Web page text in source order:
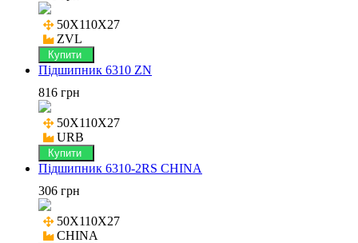
50X110X27
ZVL
Купити
Підшипник 6310 ZN
816 грн
50X110X27
URB
Купити
Підшипник 6310-2RS CHINA
306 грн
50X110X27
CHINA